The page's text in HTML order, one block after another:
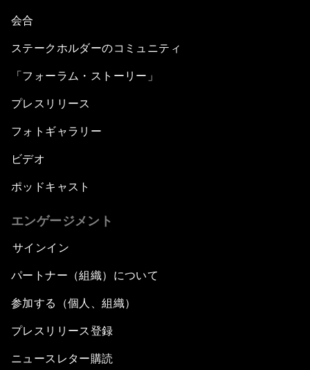
会合
ステークホルダーのコミュニティ
「フォーラム・ストーリー」
プレスリリース
フォトギャラリー
ビデオ
ポッドキャスト
エンゲージメント
サインイン
パートナー（組織）について
参加する（個人、組織）
プレスリリース登録
ニュースレター購読